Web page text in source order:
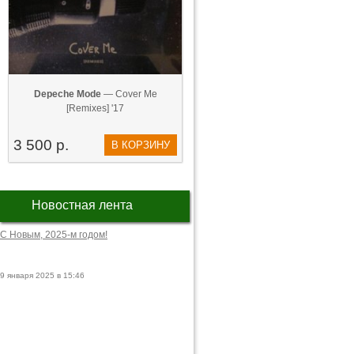
Depeche Mode— Cover Me
[Remixes] '17
3 500 р. В КОРЗИНУ
Новостная лента
С Новым, 2025-м годом!
9 января 2025 в 15:46